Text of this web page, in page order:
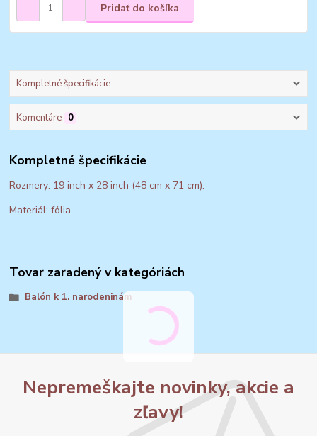
Pridať do košíka
Kompletné špecifikácie
Komentáre 0
Kompletné špecifikácie
Rozmery: 19 inch x 28 inch (48 cm x 71 cm).
Materiál: fólia
Tovar zaradený v kategóriách
Balón k 1. narodeninám
Nepremeškajte novinky, akcie a
zľavy!